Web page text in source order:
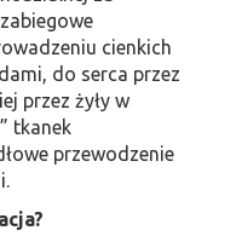
cienkich
do serca przez
przez żyły w
tkanek
przewodzenie